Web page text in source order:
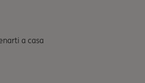
a casa